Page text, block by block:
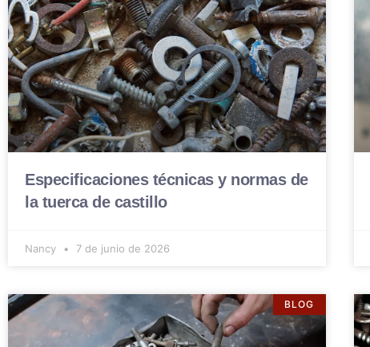
Especificaciones técnicas y normas de
la tuerca de castillo
Nancy 7 de junio de 2026
BLOG